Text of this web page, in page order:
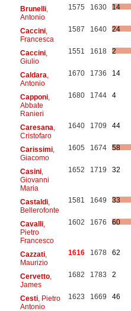
Brunelli,
Antonio
1575 1630 14
Caccini,
Francesca
1587 1640 24
Caccini,
Giulio
1551 1618 2
Caldara
Antonio
1670 1736 14
Capponi,
Abbate
Ranieri
1680 1744 4
Caresana
Cristofaro
1640 1709 44
Carissimi,
Giacomo
1605 1674 58
Casini,
Giovanni
Maria
1652 1719 32
Castaldi,
Bellerofonte
1581 1649 33
Cavalli,
Pietro
Francesco
1602 1676 60
Cazzati,
Maurizio
1616 1678 62
Cervetto,
James
1682 1783 2
Cesti, Pietro
Antonio
1623 1669 46